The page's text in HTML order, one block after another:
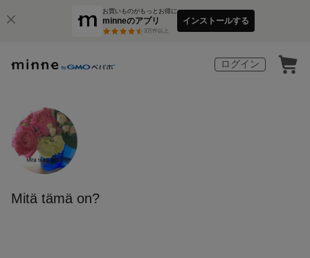
お買いものがもっとお得に
minneのアプリ
3万件以上
インストールする
ログイン
Mitä tämä on?